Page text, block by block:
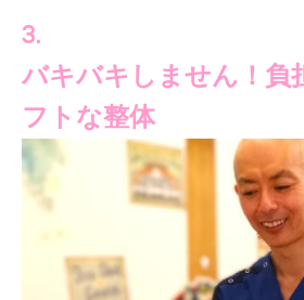
3.
バキバキしません！負
フトな整体